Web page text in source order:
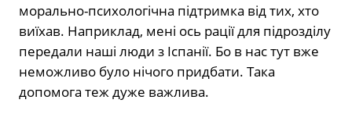
морально-психологічна підтримка від тих, хто
виїхав. Наприклад, мені ось рації для підрозділу
передали наші люди з Іспанії. Бо в нас тут вже
неможливо було нічого придбати. Така
допомога теж дуже важлива.